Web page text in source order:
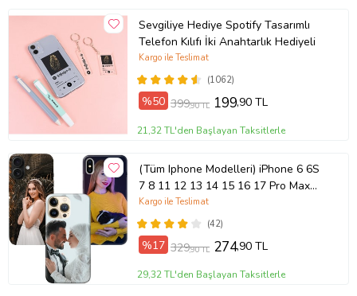
Sevgiliye Hediye Spotify Tasarımlı
Telefon Kılıfı İki Anahtarlık Hediyeli
(1062)
Kargo ile Teslimat
%50 399,90 TL 199,90 TL
21,32 TL'den Başlayan Taksitlerle
(Tüm Iphone Modelleri) iPhone 6 6S
7 8 11 12 13 14 15 16 17 Pro Max
Plus Mini Kişiye Özel Resimli
Fotoğraflı Kılıf(42)
Kargo ile Teslimat
%17 329,90 TL 274,90 TL
29,32 TL'den Başlayan Taksitlerle